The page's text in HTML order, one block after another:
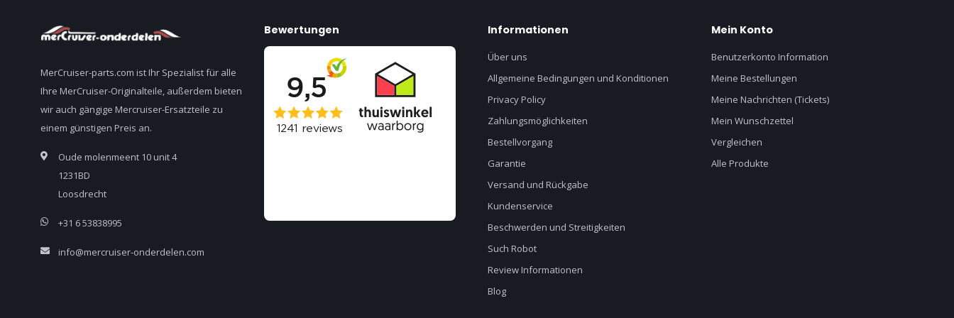
MerCruiser-parts.com ist Ihr Spezialist für alle
Ihre MerCruiser-Originalteile, außerdem bieten
wir auch gängige Mercruiser-Ersatzteile zu
einem günstigen Preis an.
Oude molenmeent 10 unit 4
1231BD
Loosdrecht
+31 6 53838995
info@mercruiser-onderdelen.com
Bewertungen Informationen
Über uns
Allgemeine Bedingungen und Konditionen
Privacy Policy
Zahlungsmöglichkeiten
Bestellvorgang
Garantie
Versand und Rückgabe
Kundenservice
Beschwerden und Streitigkeiten
Such Robot
Review Informationen
Blog
Mein Konto
Benutzerkonto Information
Meine Bestellungen
Meine Nachrichten (Tickets)
Mein Wunschzettel
Vergleichen
Alle Produkte